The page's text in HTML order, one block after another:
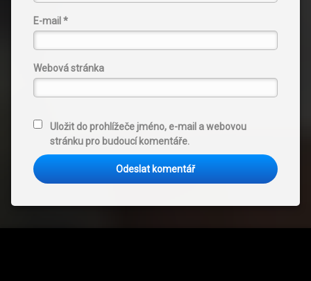
E-mail *
Webová stránka
Uložit do prohlížeče jméno, e-mail a webovou
stránku pro budoucí komentáře.